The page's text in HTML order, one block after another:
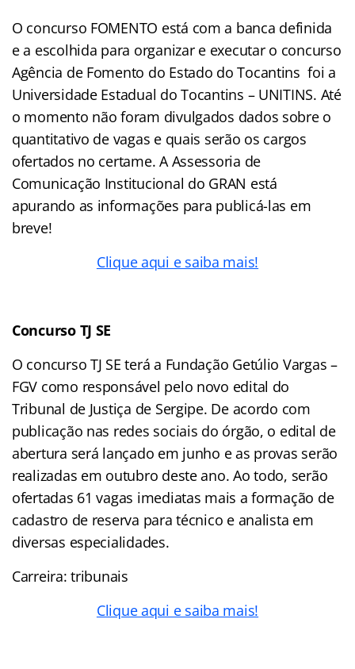
O concurso FOMENTO está com a banca definida
e a escolhida para organizar e executar o concurso
Agência de Fomento do Estado do Tocantins foi a
Universidade Estadual do Tocantins – UNITINS. Até
o momento não foram divulgados dados sobre o
quantitativo de vagas e quais serão os cargos
ofertados no certame. A Assessoria de
Comunicação Institucional do GRAN está
apurando as informações para publicá-las em
breve!
Clique aqui e saiba mais!
Concurso TJ SE
O concurso TJ SE terá a Fundação Getúlio Vargas –
FGV como responsável pelo novo edital do
Tribunal de Justiça de Sergipe. De acordo com
publicação nas redes sociais do órgão, o edital de
abertura será lançado em junho e as provas serão
realizadas em outubro deste ano. Ao todo, serão
ofertadas 61 vagas imediatas mais a formação de
cadastro de reserva para técnico e analista em
diversas especialidades.
Carreira: tribunais
Clique aqui e saiba mais!